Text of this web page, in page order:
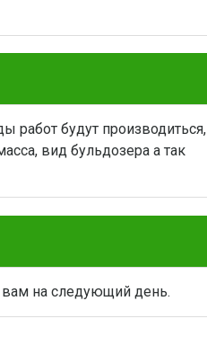
работ будут производиться,
вид бульдозера а так
на следующий день.